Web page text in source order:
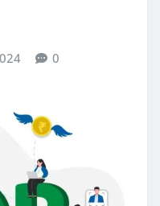
0